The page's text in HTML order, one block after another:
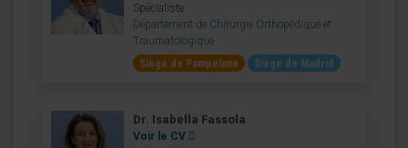
Spécialiste
Département de Chirurgie Orthopédique et
Traumatologique
Siège de Pampelune
Siège de Madrid
Dr. Isabella Fassola
Voir le CV